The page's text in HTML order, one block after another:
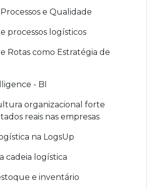
e Qualidade
processos logísticos
Rotas como Estratégia de
- BI
organizacional forte
reais nas empresas
na LogsUp
cadeia logística
e inventário